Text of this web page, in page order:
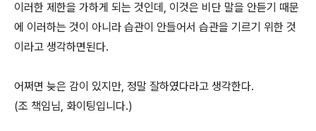
이러한 제한을 가하게 되는 것인데, 이것은 비단 말을 안듣기 때문
에 이러하는 것이 아니라 습관이 안들어서 습관을 기르기 위한 것
이라고 생각하면된다.
어쩌면 늦은 감이 있지만, 정말 잘하였다라고 생각한다.
(조 책임님, 화이팅입니다.)